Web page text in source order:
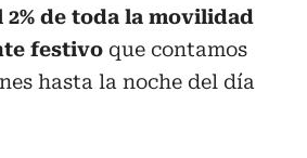
de toda la movilidad
festivo que contamos
hasta la noche del día